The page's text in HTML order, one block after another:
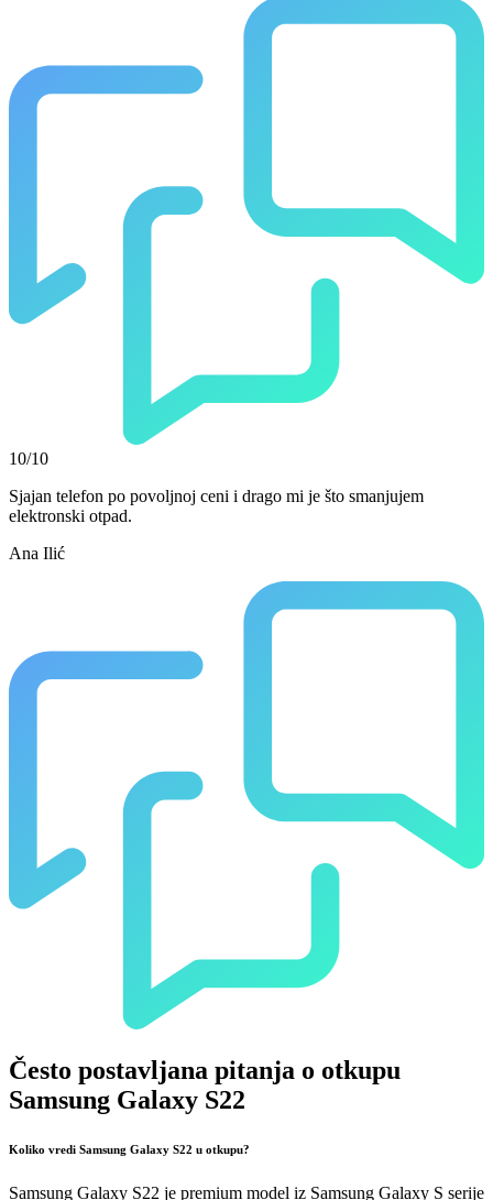
10/10
Sjajan telefon po povoljnoj ceni i drago mi je što smanjujem
elektronski otpad.
Ana Ilić
Često postavljana pitanja o otkupu
Samsung Galaxy S22
Koliko vredi Samsung Galaxy S22 u otkupu?
Samsung Galaxy S22 je premium model iz Samsung Galaxy S serije